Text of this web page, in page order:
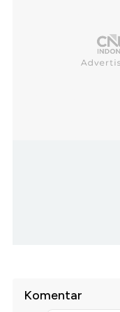
Komentar